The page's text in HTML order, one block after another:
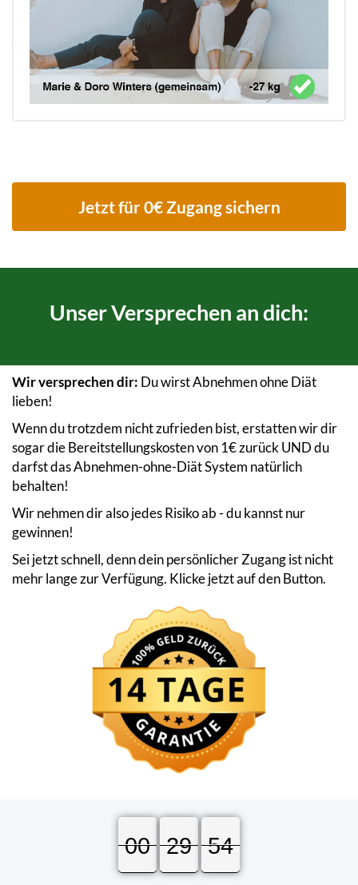
Jetzt für 0€ Zugang sichern
Unser Versprechen an dich:
Wir versprechen dir: Du wirst Abnehmen ohne Diät
lieben!
Wenn du trotzdem nicht zufrieden bist, erstatten wir dir
sogar die Bereitstellungskosten von 1€ zurück UND du
darfst das Abnehmen-ohne-Diät System natürlich
behalten!
Wir nehmen dir also jedes Risiko ab - du kannst nur
gewinnen!
Sei jetzt schnell, denn dein persönlicher Zugang ist nicht
mehr lange zur Verfügung. Klicke jetzt auf den Button.
00
00
00 29
29
29 53
53
54